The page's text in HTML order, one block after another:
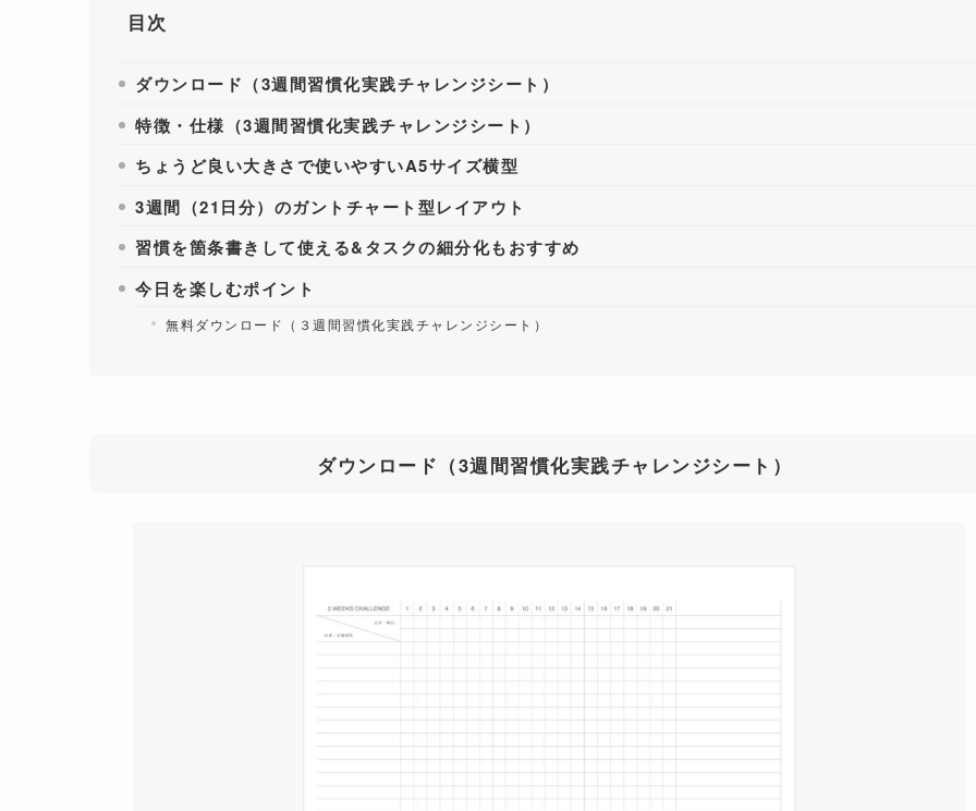
目次
ダウンロード（3週間習慣化実践チャレンジシート）
特徴・仕様（3週間習慣化実践チャレンジシート）
ちょうど良い大きさで使いやすいA5サイズ横型
3週間（21日分）のガントチャート型レイアウト
習慣を箇条書きして使える&タスクの細分化もおすすめ
今日を楽しむポイント
無料ダウンロード（３週間習慣化実践チャレンジシート）
ダウンロード（3週間習慣化実践チャレンジシート）